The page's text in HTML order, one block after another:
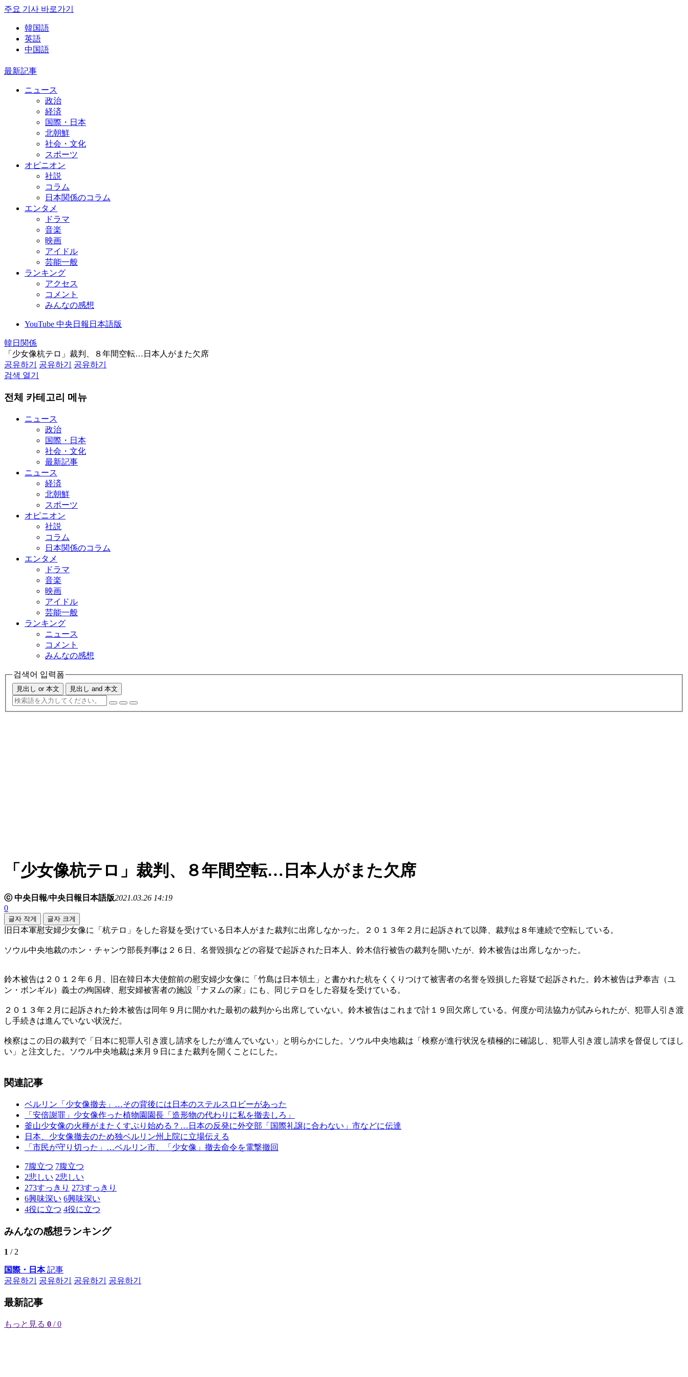
주요 기사 바로가기
韓国語
英語
中国語
最新記事
ニュース
政治
経済
国際・日本
北朝鮮
社会・文化
スポーツ
オピニオン
社説
コラム
日本関係のコラム
エンタメ
ドラマ
音楽
映画
アイドル
芸能一般
ランキング
アクセス
コメント
みんなの感想
YouTube 中央日報日本語版
韓日関係
「少女像杭テロ」裁判、８年間空転…日本人がまた欠席
공유하기
공유하기
공유하기
검색 열기
전체 카테고리 메뉴
ニュース
政治
国際・日本
社会・文化
最新記事
ニュース
経済
北朝鮮
スポーツ
オピニオン
社説
コラム
日本関係のコラム
エンタメ
ドラマ
音楽
映画
アイドル
芸能一般
ランキング
ニュース
コメント
みんなの感想
검색어 입력폼
見出し or 本文 見出し and 本文
「少女像杭テロ」裁判、８年間空転…日本人がまた欠席
ⓒ 中央日報/中央日報日本語版2021.03.26 14:19
0
글자 작게 글자 크게
旧日本軍慰安婦少女像に「杭テロ」をした容疑を受けている日本人がまた裁判に出席しなかった。２０１３年２月に起訴されて以降、裁判は８年連続で空転している。
ソウル中央地裁のホン・チャンウ部長判事は２６日、名誉毀損などの容疑で起訴された日本人、鈴木信行被告の裁判を開いたが、鈴木被告は出席しなかった。
鈴木被告は２０１２年６月、旧在韓日本大使館前の慰安婦少女像に「竹島は日本領土」と書かれた杭をくくりつけて被害者の名誉を毀損した容疑で起訴された。鈴木被告は尹奉吉（ユ
ン・ボンギル）義士の殉国碑、慰安婦被害者の施設「ナヌムの家」にも、同じテロをした容疑を受けている。
２０１３年２月に起訴された鈴木被告は同年９月に開かれた最初の裁判から出席していない。鈴木被告はこれまで計１９回欠席している。何度か司法協力が試みられたが、犯罪人引き渡
し手続きは進んでいない状況だ。
検察はこの日の裁判で「日本に犯罪人引き渡し請求をしたが進んでいない」と明らかにした。ソウル中央地裁は「検察が進行状況を積極的に確認し、犯罪人引き渡し請求を督促してほし
い」と注文した。ソウル中央地裁は来月９日にまた裁判を開くことにした。
関連記事
ベルリン「少女像撤去」…その背後には日本のステルスロビーがあった
「安倍謝罪」少女像作った植物園園長「造形物の代わりに私を撤去しろ」
釜山少女像の火種がまたくすぶり始める？…日本の反発に外交部「国際礼譲に合わない」市などに伝達
日本、少女像撤去のため独ベルリン州上院に立場伝える
「市民が守り切った」…ベルリン市、「少女像」撤去命令を電撃撤回
7腹立つ 7腹立つ
2悲しい 2悲しい
273すっきり 273すっきり
6興味深い 6興味深い
4役に立つ 4役に立つ
みんなの感想ランキング
1 / 2
国際・日本記事
공유하기
공유하기 공유하기 공유하기
最新記事
もっと見る 0 / 0